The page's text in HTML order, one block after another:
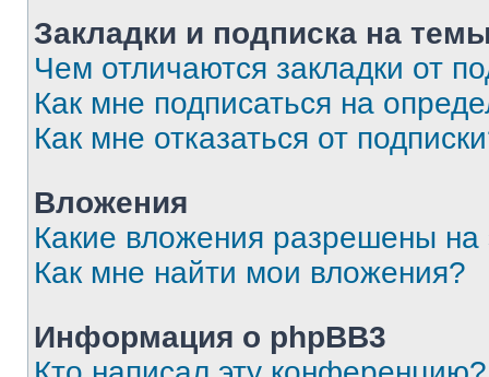
Закладки и подписка на
Чем отличаются закладки от
Как мне подписаться на
Как мне отказаться от
Вложения
Какие вложения разрешены
Как мне найти мои вложения?
Информация о phpBB3